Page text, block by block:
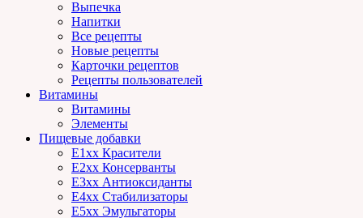
Выпечка
Напитки
Все рецепты
Новые рецепты
Карточки рецептов
Рецепты пользователей
Витамины
Витамины
Элементы
Пищевые добавки
E1xx Красители
E2xx Консерванты
E3xx Антиоксиданты
E4xx Стабилизаторы
E5xx Эмульгаторы